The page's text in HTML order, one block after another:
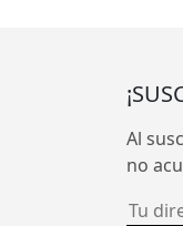
Al
no